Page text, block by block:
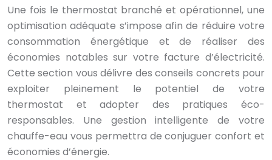
Une fois le thermostat branché et opérationnel, une
optimisation adéquate s’impose afin de réduire votre
consommation énergétique et de réaliser des
économies notables sur votre facture d’électricité.
Cette section vous délivre des conseils concrets pour
exploiter pleinement le potentiel de votre
thermostat et adopter des pratiques éco-
responsables. Une gestion intelligente de votre
chauffe-eau vous permettra de conjuguer confort et
économies d’énergie.